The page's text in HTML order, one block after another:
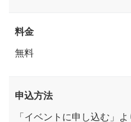
料金
無料
申込方法
「イベントに申し込む」